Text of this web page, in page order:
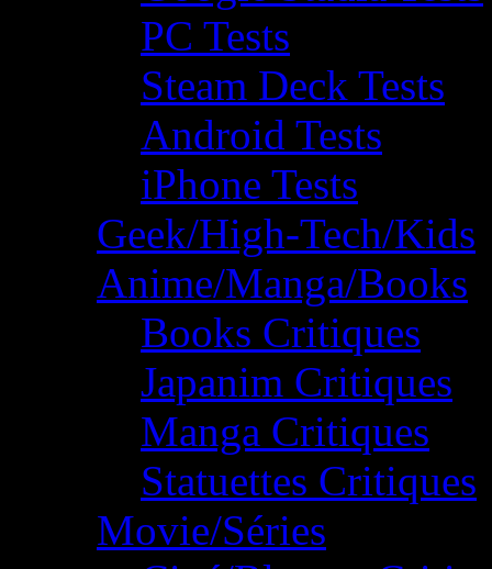
PC Tests
Steam Deck Tests
Android Tests
iPhone Tests
Geek/High-Tech/Kids
Anime/Manga/Books
Books Critiques
Japanim Critiques
Manga Critiques
Statuettes Critiques
Movie/Séries